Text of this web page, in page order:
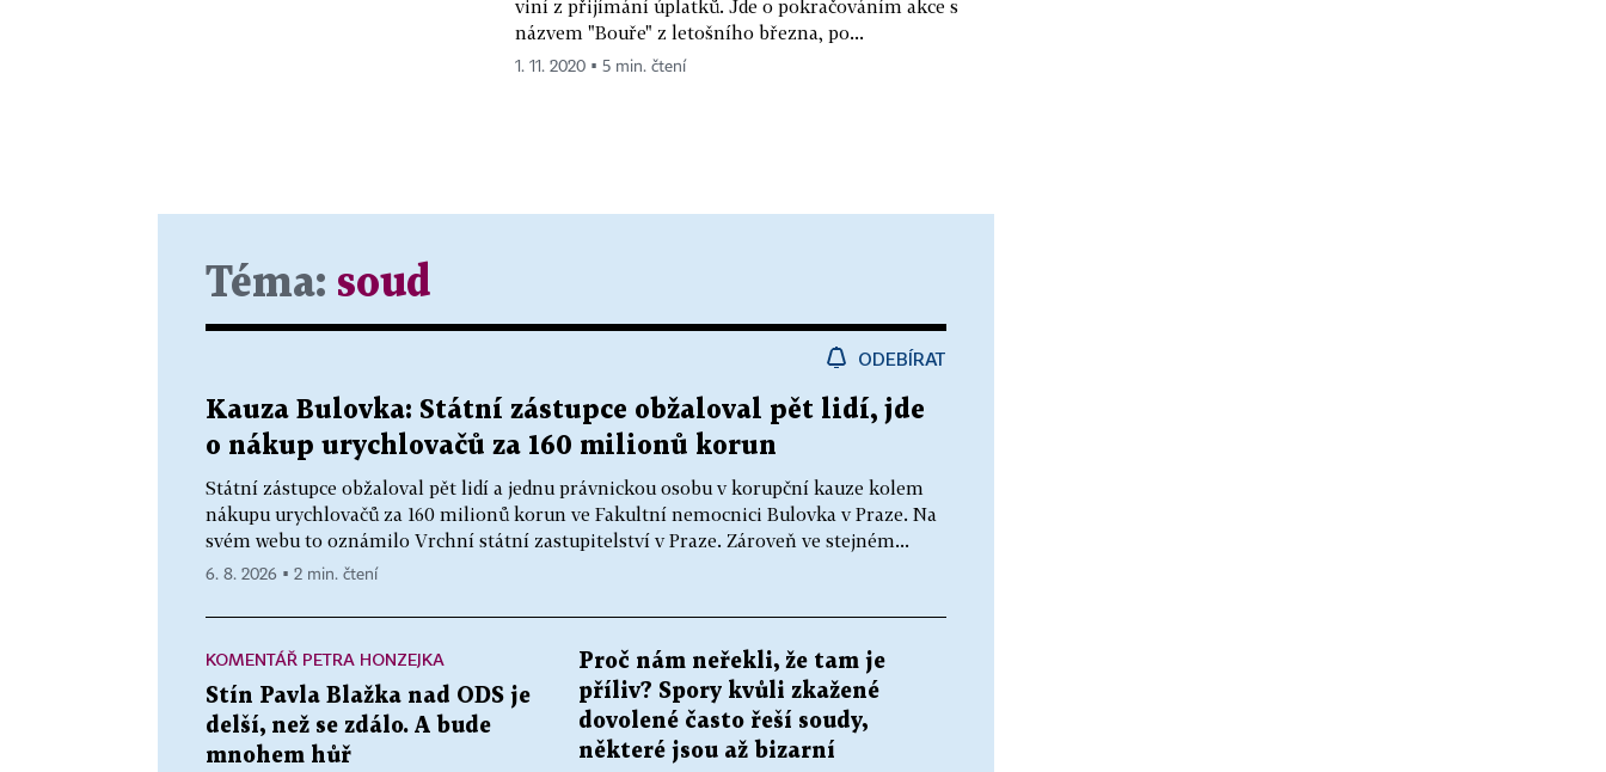
viní z přijímání úplatků. Jde o pokračováním akce s
názvem "Bouře" z letošního března, po...
1. 11. 2020 ▪ 5 min. čtení
Téma: soud
ODEBÍRAT
Kauza Bulovka: Státní zástupce obžaloval pět lidí, jde
o nákup urychlovačů za 160 milionů korun
Státní zástupce obžaloval pět lidí a jednu právnickou osobu v korupční kauze kolem
nákupu urychlovačů za 160 milionů korun ve Fakultní nemocnici Bulovka v Praze. Na
svém webu to oznámilo Vrchní státní zastupitelství v Praze. Zároveň ve stejném...
6. 8. 2026 ▪ 2 min. čtení
KOMENTÁŘ PETRA HONZEJKA
Stín Pavla Blažka nad ODS je
delší, než se zdálo. A bude
mnohem hůř
Proč nám neřekli, že tam je
příliv? Spory kvůli zkažené
dovolené často řeší soudy,
některé jsou až bizarní